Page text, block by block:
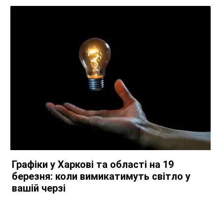
Графіки у Харкові та області на 19
березня: коли вимикатимуть світло у
вашій черзі